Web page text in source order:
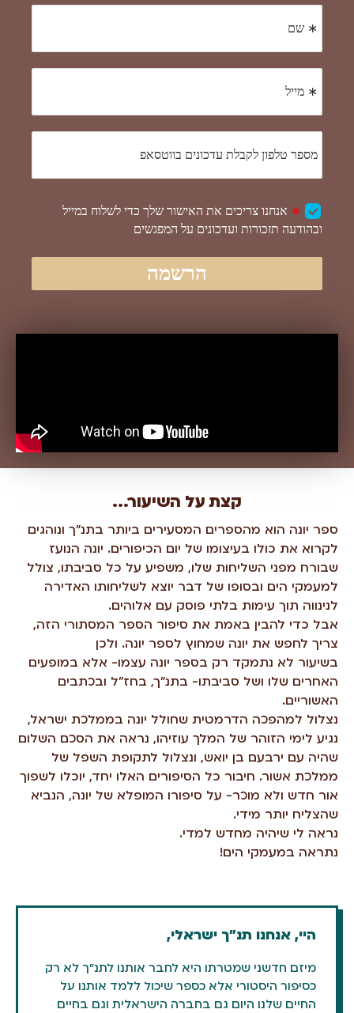
קצת על השיעור...
ספר יונה הוא מהספרים המסעירים ביותר בתנ"ך ונוהגים
לקרוא את כולו בעיצומו של יום הכיפורים. יונה הנועז
שבורח מפני השליחות שלו, משפיע על כל סביבתו, צולל
למעמקי הים ובסופו של דבר יוצא לשליחותו האדירה
לנינווה תוך עימות בלתי פוסק עם אלוהים.
אבל כדי להבין באמת את סיפור הספר המסתורי הזה,
צריך לחפש את יונה שמחוץ לספר יונה. ולכן
בשיעור לא נתמקד רק בספר יונה עצמו- אלא במופעים
האחרים שלו ושל סביבתו- בתנ"ך, בחז"ל ובכתבים
האשוריים.
נצלול למהפכה הדרמטית שחולל יונה בממלכת ישראל,
נגיע לימי הזוהר של המלך עוזיהו, נראה את הסכם השלום
שהיה עם ירבעם בן יואש, ונצלול לתקופת השפל של
ממלכת אשור. חיבור כל הסיפורים האלו יחד, יוכלו לשפוך
אור חדש ולא מוכר- על סיפורו המופלא של יונה, הנביא
שהצליח יותר מידי.
נראה לי שיהיה מחדש למדי.
נתראה במעמקי הים!
היי, אנחנו תנ"ך ישראלי,
מיזם חדשני שמטרתו היא לחבר אותנו לתנ"ך לא רק
כסיפור היסטורי אלא כספר שיכול ללמד אותנו על
החיים שלנו היום גם בחברה הישראלית וגם בחיים